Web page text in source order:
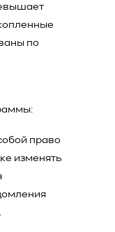
по
право
изменять